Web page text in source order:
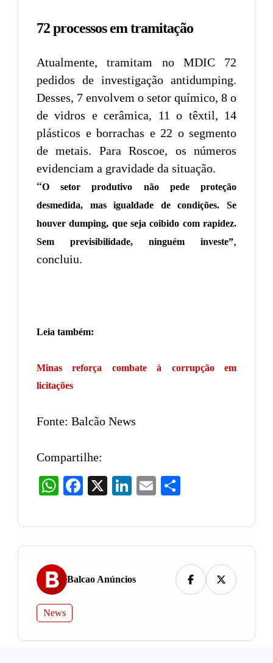
72 processos em tramitação
Atualmente, tramitam no MDIC 72
pedidos de investigação antidumping.
Desses, 7 envolvem o setor químico, 8 o
de vidros e cerâmica, 11 o têxtil, 14
plásticos e borrachas e 22 o segmento
de metais. Para Roscoe, os números
evidenciam a gravidade da situação.
“O setor produtivo não pede proteção
desmedida, mas igualdade de condições. Se
houver dumping, que seja coibido com rapidez.
Sem previsibilidade, ninguém investe”,
concluiu.
Leia também:
Minas reforça combate à corrupção em
licitações
Fonte: Balcão News
Compartilhe:
WhatsAppFacebook LinkedIn
Email
Balcao Anúncios
News